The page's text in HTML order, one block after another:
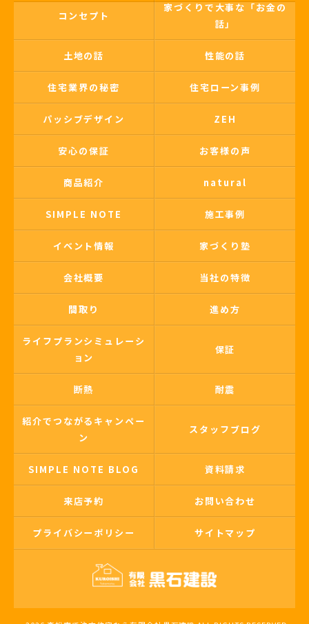
コンセプト
家づくりで大事な「お金の
話」
土地の話 性能の話
住宅業界の秘密 住宅ローン事例
パッシブデザイン ZEH
安心の保証 お客様の声
商品紹介 natural
SIMPLE NOTE 施工事例
イベント情報 家づくり塾
会社概要 当社の特徴
間取り 進め方
ライフプランシミュレーシ
ョン
保証
断熱 耐震
紹介でつながるキャンペー
ン
スタッフブログ
SIMPLE NOTE BLOG 資料請求
来店予約 お問い合わせ
プライバシーポリシー サイトマップ